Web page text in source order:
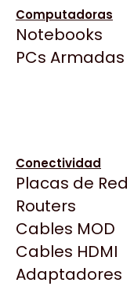
Computadoras
Notebooks
PCs Armadas
Conectividad
Placas de Red
Routers
Cables MOD
Cables HDMI
Adaptadores
BenQ
CX
Cooler Master
Deepcool
Dell
EVGA
Gamemax
Genesis
Genius
Todas las
Click Gaming
Compufan
Dinobyte
Full H4rd
Gaming City
Gezatek
$464.267
Ver producto